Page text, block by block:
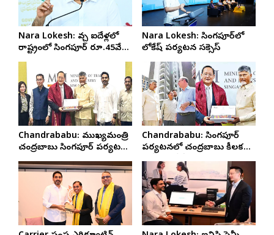
Nara Lokesh: వచ్చే ఐదేళ్లలో
రాష్ట్రంలో సింగపూర్ రూ.45వేల
కోట్ల పెట్టుబడులు!
Nara Lokesh: సింగపూర్‌లో
లోకేష్‌ పర్యటన సక్సెస్‌
Chandrababu: ముఖ్యమంత్రి
చంద్రబాబు సింగపూర్‌ పర్యటన
సక్సెస్‌
Chandrababu: సింగపూర్
పర్యటనలో చంద్రబాబు కీలక
భేటీలు – ఏపీ అభివృద్ధికి
అంతర్జాతీయ ఆసక్తి..